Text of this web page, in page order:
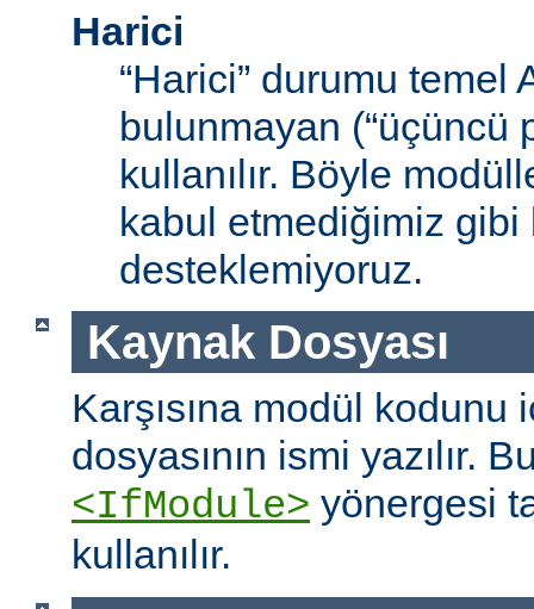
Harici
“Harici” durumu temel
bulunmayan (“üçüncü
kullanılır. Böyle
kabul etmediğimiz gibi
desteklemiyoruz.
Kaynak Dosyası
Karşısına modül kodunu
dosyasının ismi yazılır.
<IfModule> yönergesi
kullanılır.